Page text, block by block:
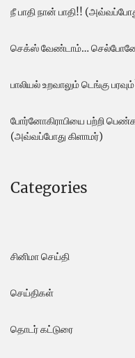
நீ பாதி நான் பாதி!!
செக்ஸ் வேண்டாம்… செல்போனே
பாலியல் உறவாலும் டெங்கு
போர்னோகிராபியை பற்றி
(அவ்வப்போது கிளாமர்)
Categories
சினிமா செய்தி
செய்திகள்
தொடர் கட்டுரை